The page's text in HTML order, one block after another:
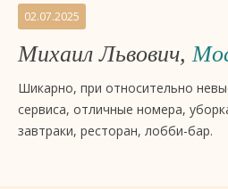
Отзывы
на
бизнес-
отель
звезды
02.07.2025
Михаил Львович,
Шикарно, при относительно
сервиса, отличные номера,
завтраки, ресторан, лобби-бар.